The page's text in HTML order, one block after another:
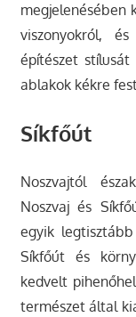
megjelenésében
viszonyokról,
építészet
ablakok kékre
Síkfőút
Noszvajtól
Noszvaj és
egyik
Síkfőút és
kedvelt
természet által